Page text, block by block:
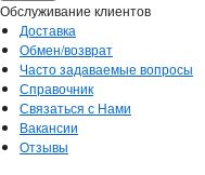
Обслуживание клиентов
Доставка
Обмен/возврат
Часто задаваемые вопросы
Справочник
Связаться с Нами
Вакансии
Отзывы